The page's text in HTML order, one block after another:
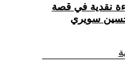
نقدية في قصة
حسين سويري